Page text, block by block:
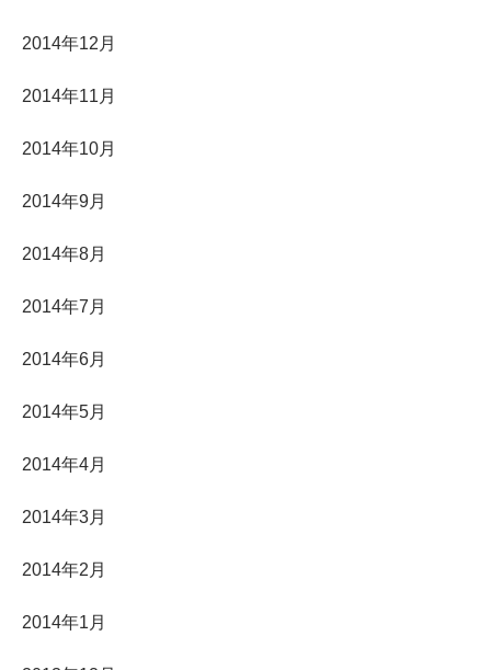
2014年12月
2014年11月
2014年10月
2014年9月
2014年8月
2014年7月
2014年6月
2014年5月
2014年4月
2014年3月
2014年2月
2014年1月